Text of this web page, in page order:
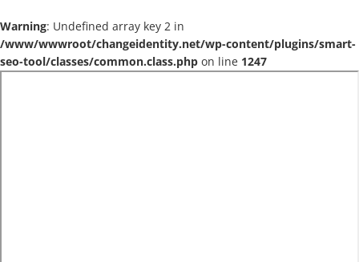
Warning: Undefined array key 2 in
/www/wwwroot/changeidentity.net/wp-content/plugins/smart-
seo-tool/classes/common.class.php on line 1247